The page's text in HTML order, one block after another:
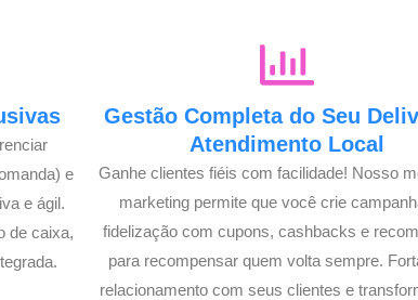
e
e ágil.
de caixa,
Gestão Completa do Seu
Atendimento Local
Ganhe clientes fiéis com facilidade! Nosso
marketing permite que você crie
fidelização com cupons, cashbacks e
para recompensar quem volta sempre.
relacionamento com seus clientes e